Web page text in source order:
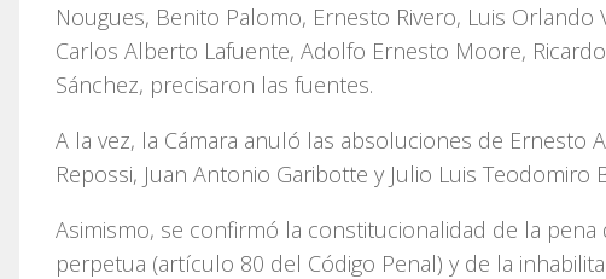
Nougues, Benito Palomo, Ernesto Rivero, Luis Orlando
Carlos Alberto Lafuente, Adolfo Ernesto Moore,
Sánchez, precisaron las fuentes.
A la vez, la Cámara anuló las absoluciones de Ernesto
Repossi, Juan Antonio Garibotte y Julio Luis Teodomiro
Asimismo, se confirmó la constitucionalidad de la pena
perpetua (artículo 80 del Código Penal) y de la